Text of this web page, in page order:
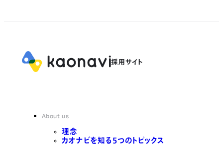
About us
理念
カオナビを知る5つのトピックス